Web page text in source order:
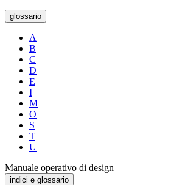
glossario
A
B
C
D
E
I
M
O
S
T
U
Manuale operativo di design
indici e glossario